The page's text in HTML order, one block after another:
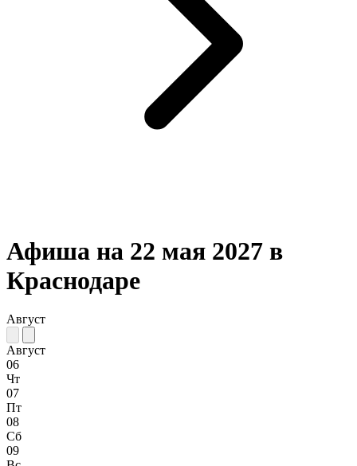
Афиша на 22 мая 2027 в
Краснодаре
Август
Август
06
Чт
07
Пт
08
Сб
09